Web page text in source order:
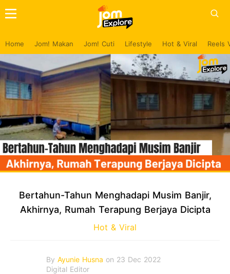
Home Jom! Makan Jom! Cuti Lifestyle Hot & Viral Reels
Bertahun-Tahun Menghadapi Musim Banjir,
Akhirnya, Rumah Terapung Berjaya Dicipta
Hot & Viral
By Ayunie Husna on 23 Dec 2022
Digital Editor